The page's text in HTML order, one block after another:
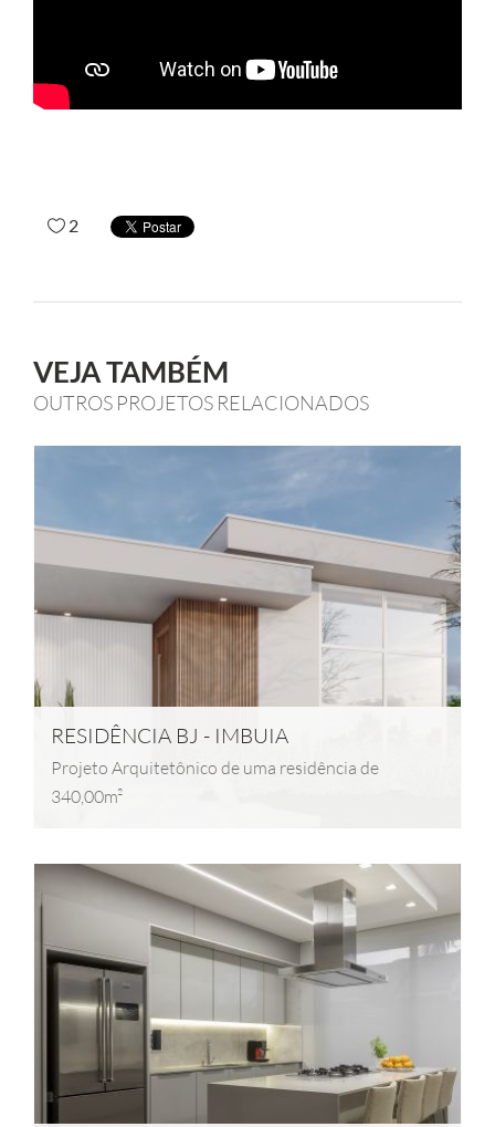
2
VEJA TAMBÉM
OUTROS PROJETOS RELACIONADOS
RESIDÊNCIA BJ - IMBUIA
Projeto Arquitetônico de uma residência de
340,00m²